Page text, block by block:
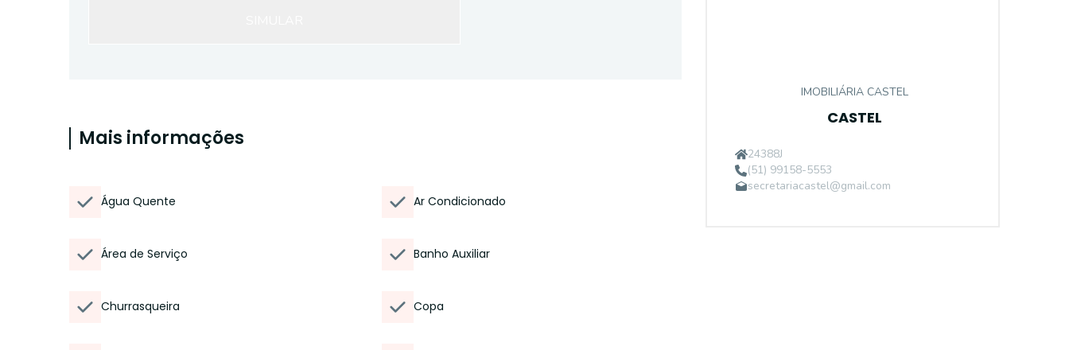
Mais informações
Água Quente Ar Condicionado
Área de Serviço Banho Auxiliar
Churrasqueira Copa
IMOBILIÁRIA CASTEL
CASTEL
24388J
(51) 99158-5553
secretariacastel@gmail.com